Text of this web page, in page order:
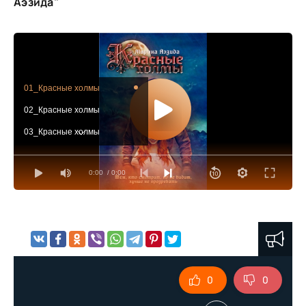
0:00 / 0:00
01_Красные холмы
02_Красные холмы
03_Красные холмы
04_Красные холмы
05_Красные холмы
08_Красные холмы
0 0